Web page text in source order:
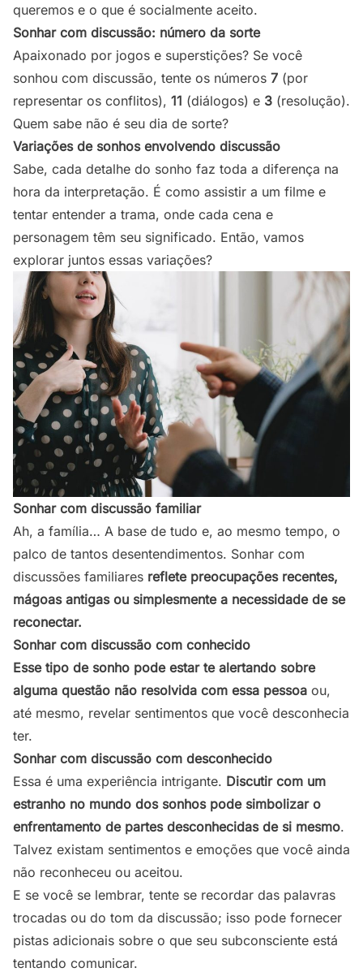
queremos e o que é socialmente aceito.
Sonhar com discussão: número da sorte
Apaixonado por jogos e superstições? Se você
sonhou com discussão, tente os números 7 (por
representar os conflitos), 11 (diálogos) e 3 (resolução).
Quem sabe não é seu dia de sorte?
Variações de sonhos envolvendo discussão
Sabe, cada detalhe do sonho faz toda a diferença na
hora da interpretação. É como assistir a um filme e
tentar entender a trama, onde cada cena e
personagem têm seu significado. Então, vamos
explorar juntos essas variações?
Sonhar com discussão familiar
Ah, a família… A base de tudo e, ao mesmo tempo, o
palco de tantos desentendimentos. Sonhar com
discussões familiares reflete preocupações recentes,
mágoas antigas ou simplesmente a necessidade de se
reconectar.
Sonhar com discussão com conhecido
Esse tipo de sonho pode estar te alertando sobre
alguma questão não resolvida com essa pessoa ou,
até mesmo, revelar sentimentos que você desconhecia
ter.
Sonhar com discussão com desconhecido
Essa é uma experiência intrigante. Discutir com um
estranho no mundo dos sonhos pode simbolizar o
enfrentamento de partes desconhecidas de si mesmo.
Talvez existam sentimentos e emoções que você ainda
não reconheceu ou aceitou.
E se você se lembrar, tente se recordar das palavras
trocadas ou do tom da discussão; isso pode fornecer
pistas adicionais sobre o que seu subconsciente está
tentando comunicar.